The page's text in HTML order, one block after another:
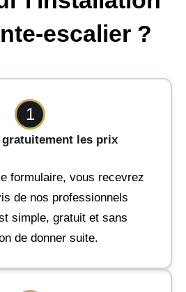
escalier ?
1
gratuitement les prix
formulaire, vous recevrez
de nos professionnels
simple, gratuit et sans
de donner suite.